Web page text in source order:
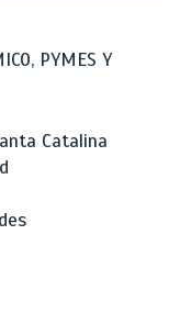
PYMES Y
Catalina